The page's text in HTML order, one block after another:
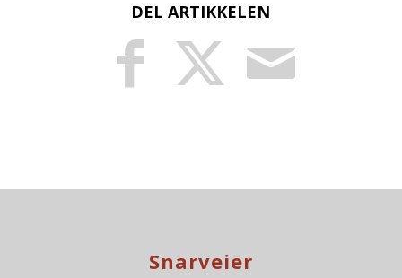
DEL ARTIKKELEN
Snarveier